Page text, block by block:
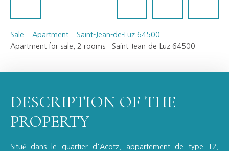
Sale Apartment
Saint-Jean-de-Luz 64500
Apartment for sale, 2 rooms - Saint-Jean-de-Luz 64500
DESCRIPTION OF THE
PROPERTY
Situé dans le quartier d'Acotz, appartement de type T2,